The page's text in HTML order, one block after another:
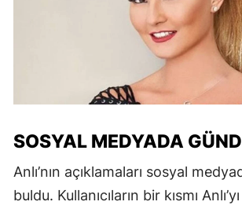
SOSYAL MEDYADA
Anlı’nın açıklamaları sosyal
buldu. Kullanıcıların bir kısmı